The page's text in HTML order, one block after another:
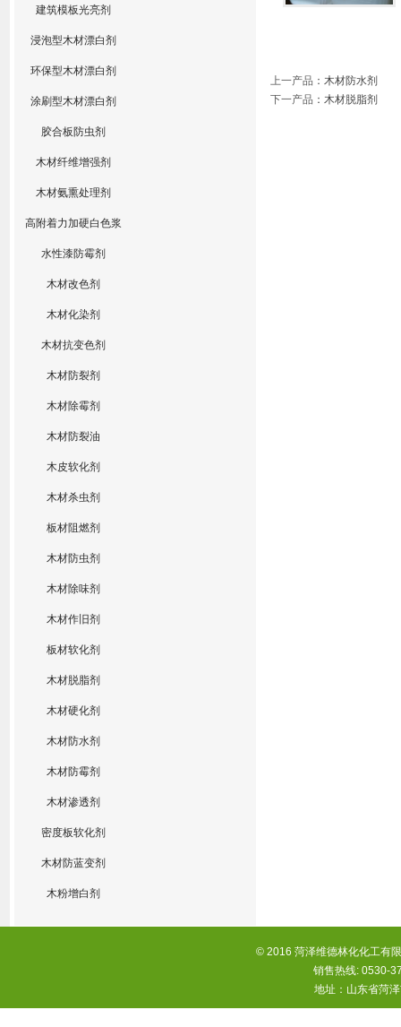
建筑模板光亮剂
浸泡型木材漂白剂
环保型木材漂白剂
涂刷型木材漂白剂
胶合板防虫剂
木材纤维增强剂
木材氨熏处理剂
高附着力加硬白色浆
水性漆防霉剂
木材改色剂
木材化染剂
木材抗变色剂
木材防裂剂
木材除霉剂
木材防裂油
木皮软化剂
木材杀虫剂
板材阻燃剂
木材防虫剂
木材除味剂
木材作旧剂
板材软化剂
木材脱脂剂
木材硬化剂
木材防水剂
木材防霉剂
木材渗透剂
密度板软化剂
木材防蓝变剂
木粉增白剂
上一产品 ： 木材防水剂
下一产品 ： 木材脱脂剂
© 2016 菏泽维德林化化工
销售热线: 0530-
地址：山东省菏